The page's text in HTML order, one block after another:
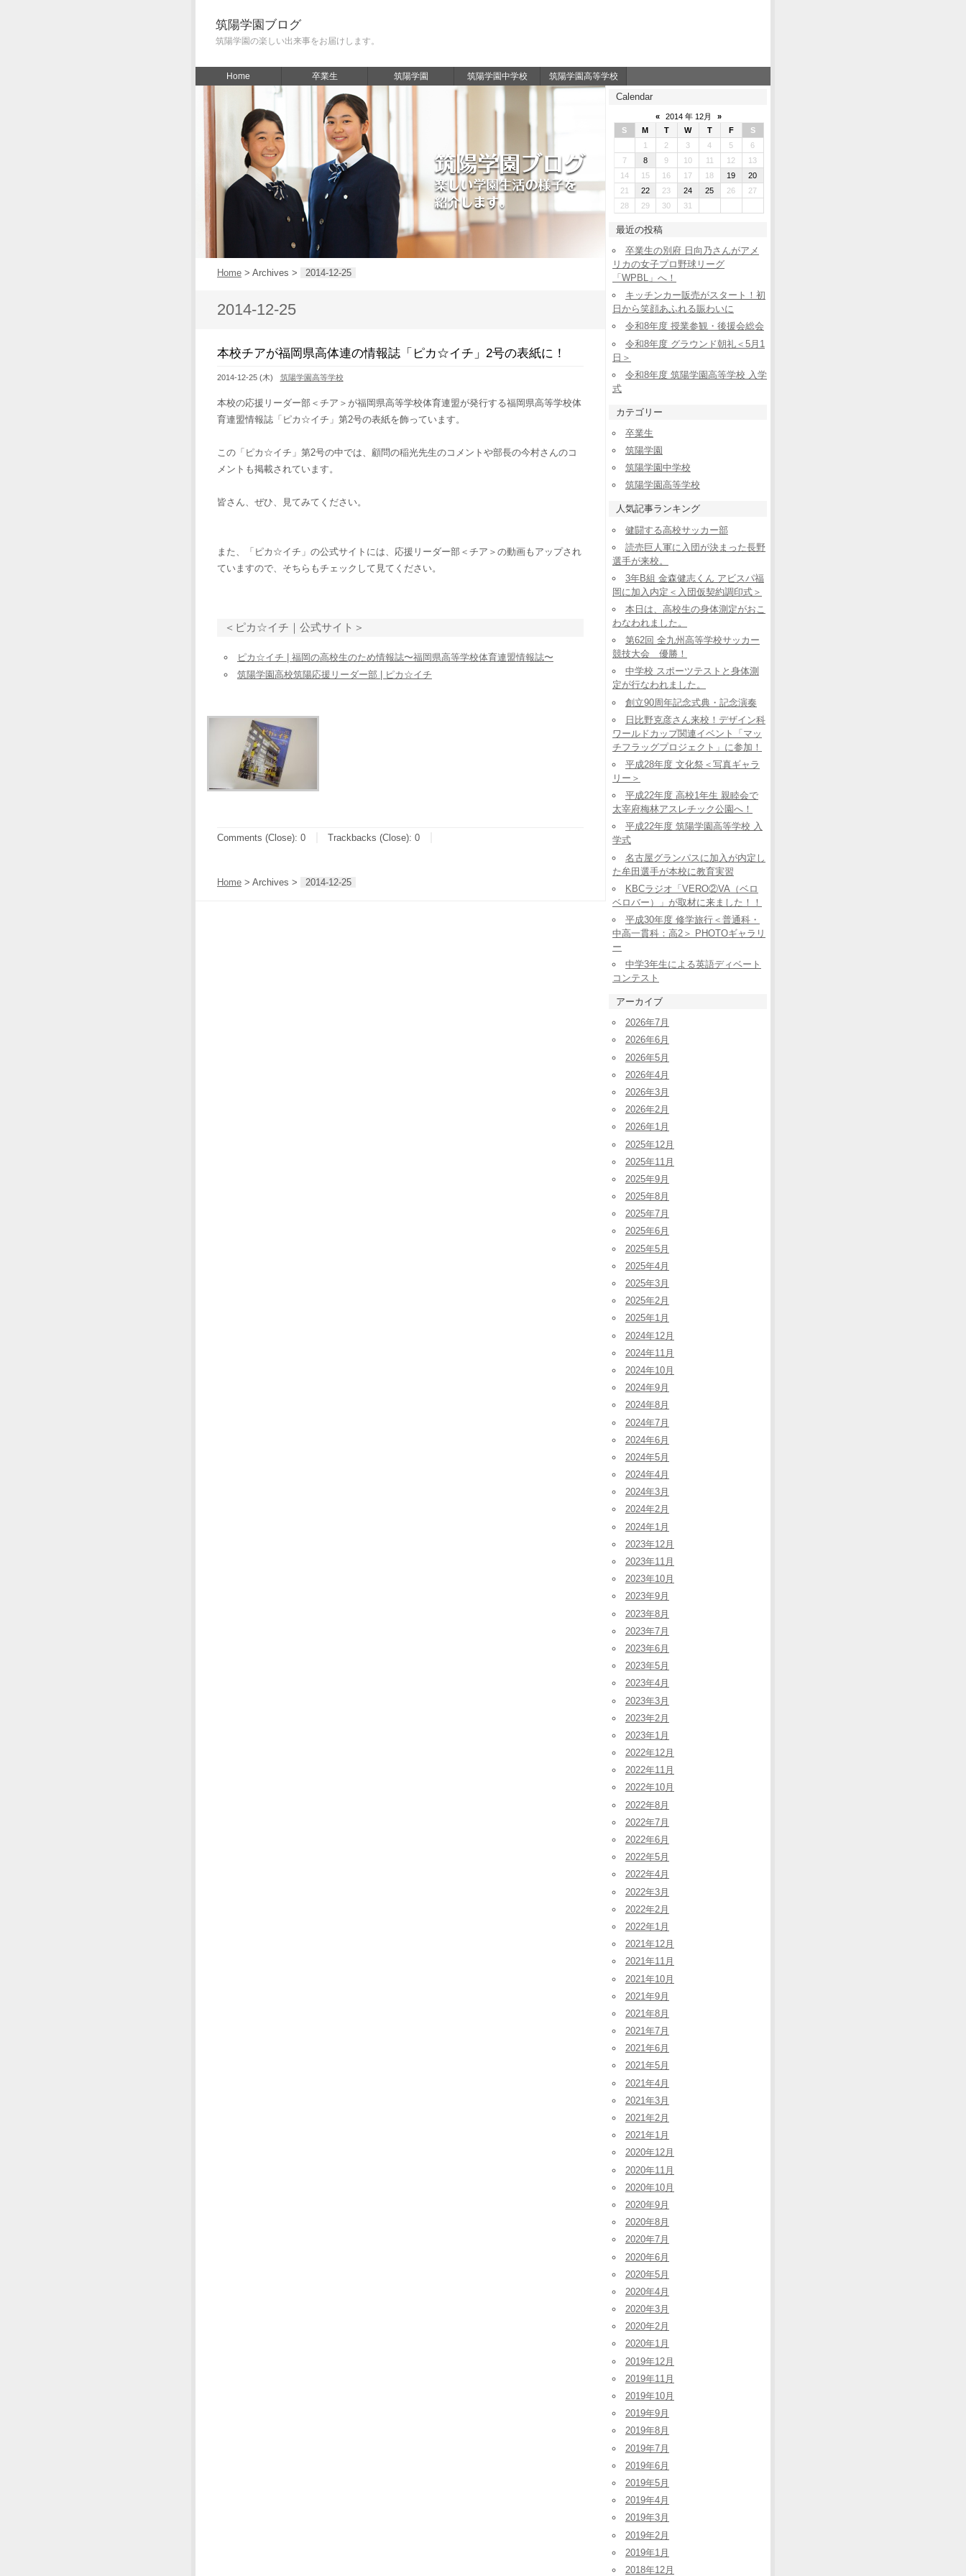
筑陽学園ブログ
筑陽学園の楽しい出来事をお届けします。
Home 卒業生 筑陽学園 筑陽学園中学校 筑陽学園高等学校
Home > Archives > 2014-12-25
2014-12-25
本校チアが福岡県高体連の情報誌「ピカ☆イチ」2号の表紙に！
2014-12-25 (木) 筑陽学園高等学校
本校の応援リーダー部＜チア＞が福岡県高等学校体育連盟が発行する福岡県高等学校体
育連盟情報誌「ピカ☆イチ」第2号の表紙を飾っています。
この「ピカ☆イチ」第2号の中では、顧問の稲光先生のコメントや部長の今村さんのコ
メントも掲載されています。
皆さん、ぜひ、見てみてください。
また、「ピカ☆イチ」の公式サイトには、応援リーダー部＜チア＞の動画もアップされ
ていますので、そちらもチェックして見てください。
＜ピカ☆イチ｜公式サイト＞
ピカ☆イチ | 福岡の高校生のため情報誌〜福岡県高等学校体育連盟情報誌〜
筑陽学園高校筑陽応援リーダー部 | ピカ☆イチ
Comments (Close): 0 Trackbacks (Close): 0
Home > Archives > 2014-12-25
Calendar
« 2014 年 12月
»
S
M T W T F
S
1
2 3 4 5
6
7
8 9 10 11 12
13
14
15 16 17 18 19
20
21
22 23 24 25 26
27
28
29 30 31
最近の投稿
卒業生の別府 日向乃さんがアメ
リカの女子プロ野球リーグ
「WPBL」へ！
キッチンカー販売がスタート！初
日から笑顔あふれる賑わいに
令和8年度 授業参観・後援会総会
令和8年度 グラウンド朝礼＜5月1
日＞
令和8年度 筑陽学園高等学校 入学
式
カテゴリー
卒業生
筑陽学園
筑陽学園中学校
筑陽学園高等学校
人気記事ランキング
健闘する高校サッカー部
読売巨人軍に入団が決まった長野
選手が来校。
3年B組 金森健志くん アビスパ福
岡に加入内定＜入団仮契約調印式＞
本日は、高校生の身体測定がおこ
わなわれました。
第62回 全九州高等学校サッカー
競技大会 優勝！
中学校 スポーツテストと身体測
定が行なわれました。
創立90周年記念式典・記念演奏
日比野克彦さん来校！デザイン科
ワールドカップ関連イベント「マッ
チフラッグプロジェクト」に参加！
平成28年度 文化祭＜写真ギャラ
リー＞
平成22年度 高校1年生 親睦会で
太宰府梅林アスレチック公園へ！
平成22年度 筑陽学園高等学校 入
学式
名古屋グランパスに加入が内定し
た牟田選手が本校に教育実習
KBCラジオ「VERO②VA（ベロ
ベロバー）」が取材に来ました！！
平成30年度 修学旅行＜普通科・
中高一貫科：高2＞ PHOTOギャラリ
ー
中学3年生による英語ディベート
コンテスト
アーカイブ
2026年7月
2026年6月
2026年5月
2026年4月
2026年3月
2026年2月
2026年1月
2025年12月
2025年11月
2025年9月
2025年8月
2025年7月
2025年6月
2025年5月
2025年4月
2025年3月
2025年2月
2025年1月
2024年12月
2024年11月
2024年10月
2024年9月
2024年8月
2024年7月
2024年6月
2024年5月
2024年4月
2024年3月
2024年2月
2024年1月
2023年12月
2023年11月
2023年10月
2023年9月
2023年8月
2023年7月
2023年6月
2023年5月
2023年4月
2023年3月
2023年2月
2023年1月
2022年12月
2022年11月
2022年10月
2022年8月
2022年7月
2022年6月
2022年5月
2022年4月
2022年3月
2022年2月
2022年1月
2021年12月
2021年11月
2021年10月
2021年9月
2021年8月
2021年7月
2021年6月
2021年5月
2021年4月
2021年3月
2021年2月
2021年1月
2020年12月
2020年11月
2020年10月
2020年9月
2020年8月
2020年7月
2020年6月
2020年5月
2020年4月
2020年3月
2020年2月
2020年1月
2019年12月
2019年11月
2019年10月
2019年9月
2019年8月
2019年7月
2019年6月
2019年5月
2019年4月
2019年3月
2019年2月
2019年1月
2018年12月